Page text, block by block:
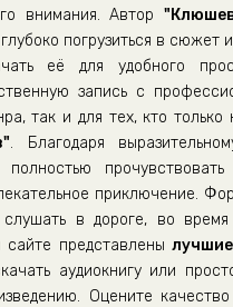
внимания. Автор
погрузиться в
её для удобного
запись с
так и для тех, кто
. Благодаря
приключение.
в дороге, во время
представлены
аудиокнигу или
Оцените